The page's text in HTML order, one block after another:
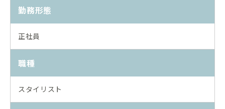
勤務形態
正社員
職種
スタイリスト